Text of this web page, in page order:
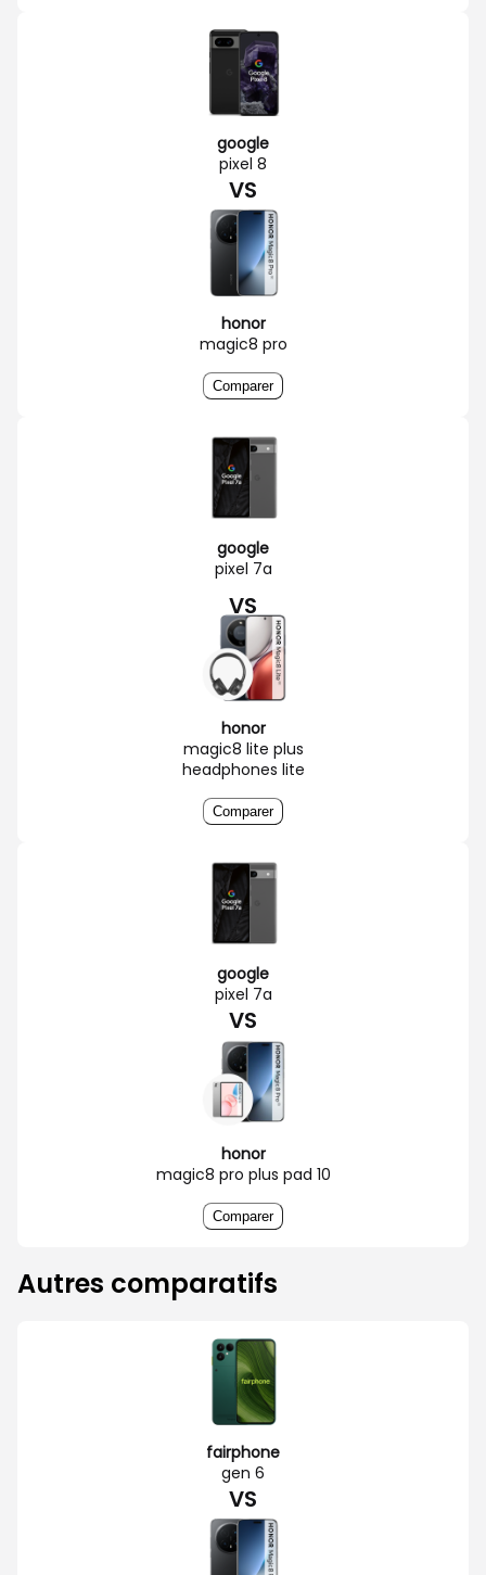
google
pixel 8
VS
honor
magic8 pro
Comparer
google
pixel 7a
VS
honor
magic8 lite plus
headphones lite
Comparer
google
pixel 7a
VS
honor
magic8 pro plus pad 10
Comparer
Autres comparatifs
fairphone
gen 6
VS